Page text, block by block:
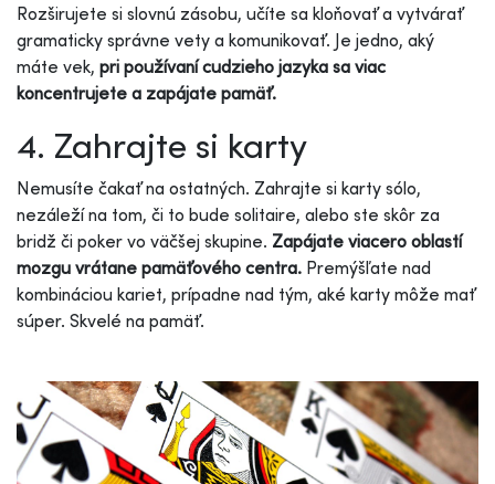
Rozširujete si slovnú zásobu, učíte sa kloňovať a vytvárať
gramaticky správne vety a komunikovať. Je jedno, aký
máte vek, pri používaní cudzieho jazyka sa viac
koncentrujete a zapájate pamäť.
4. Zahrajte si karty
Nemusíte čakať na ostatných. Zahrajte si karty sólo,
nezáleží na tom, či to bude solitaire, alebo ste skôr za
bridž či poker vo väčšej skupine. Zapájate viacero oblastí
mozgu vrátane pamäťového centra. Premýšľate nad
kombináciou kariet, prípadne nad tým, aké karty môže mať
súper. Skvelé na pamäť.